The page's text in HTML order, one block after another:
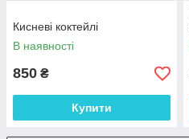
Кисневі коктейлі
В наявності
850 ₴
Купити